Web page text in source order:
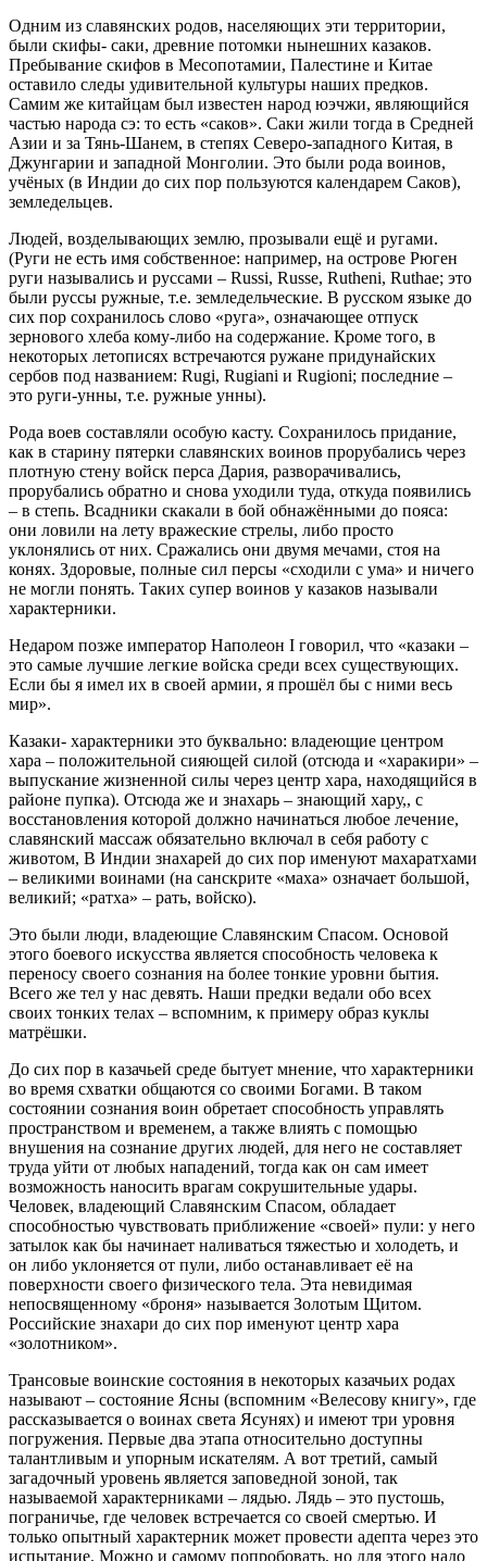
Одним из славянских родов, населяющих эти территории,
были скифы- саки, древние потомки нынешних казаков.
Пребывание скифов в Месопотамии, Палестине и Китае
оставило следы удивительной культуры наших предков.
Самим же китайцам был известен народ юэчжи, являющийся
частью народа сэ: то есть «саков». Саки жили тогда в Средней
Азии и за Тянь-Шанем, в степях Северо-западного Китая, в
Джунгарии и западной Монголии. Это были рода воинов,
учёных (в Индии до сих пор пользуются календарем Саков),
земледельцев.
Людей, возделывающих землю, прозывали ещё и ругами.
(Руги не есть имя собственное: например, на острове Рюген
руги назывались и руссами – Russi, Russe, Rutheni, Ruthae; это
были руссы ружные, т.е. земледельческие. В русском языке до
сих пор сохранилось слово «руга», означающее отпуск
зернового хлеба кому-либо на содержание. Кроме того, в
некоторых летописях встречаются ружане придунайских
сербов под названием: Rugi, Rugiani и Rugioni; последние –
это руги-унны, т.е. ружные унны).
Рода воев составляли особую касту. Сохранилось придание,
как в старину пятерки славянских воинов прорубались через
плотную стену войск перса Дария, разворачивались,
прорубались обратно и снова уходили туда, откуда появились
– в степь. Всадники скакали в бой обнажёнными до пояса:
они ловили на лету вражеские стрелы, либо просто
уклонялись от них. Сражались они двумя мечами, стоя на
конях. Здоровые, полные сил персы «сходили с ума» и ничего
не могли понять. Таких супер воинов у казаков называли
характерники.
Недаром позже император Наполеон I говорил, что «казаки –
это самые лучшие легкие войска среди всех существующих.
Если бы я имел их в своей армии, я прошёл бы с ними весь
мир».
Казаки- характерники это буквально: владеющие центром
хара – положительной сияющей силой (отсюда и «харакири» –
выпускание жизненной силы через центр хара, находящийся в
районе пупка). Отсюда же и знахарь – знающий хару,, с
восстановления которой должно начинаться любое лечение,
славянский массаж обязательно включал в себя работу с
животом, В Индии знахарей до сих пор именуют махаратхами
– великими воинами (на санскрите «маха» означает большой,
великий; «ратха» – рать, войско).
Это были люди, владеющие Славянским Спасом. Основой
этого боевого искусства является способность человека к
переносу своего сознания на более тонкие уровни бытия.
Всего же тел у нас девять. Наши предки ведали обо всех
своих тонких телах – вспомним, к примеру образ куклы
матрёшки.
До сих пор в казачьей среде бытует мнение, что характерники
во время схватки общаются со своими Богами. В таком
состоянии сознания воин обретает способность управлять
пространством и временем, а также влиять с помощью
внушения на сознание других людей, для него не составляет
труда уйти от любых нападений, тогда как он сам имеет
возможность наносить врагам сокрушительные удары.
Человек, владеющий Славянским Спасом, обладает
способностью чувствовать приближение «своей» пули: у него
затылок как бы начинает наливаться тяжестью и холодеть, и
он либо уклоняется от пули, либо останавливает её на
поверхности своего физического тела. Эта невидимая
непосвященному «броня» называется Золотым Щитом.
Российские знахари до сих пор именуют центр хара
«золотником».
Трансовые воинские состояния в некоторых казачьих родах
называют – состояние Ясны (вспомним «Велесову книгу», где
рассказывается о воинах света Ясунях) и имеют три уровня
погружения. Первые два этапа относительно доступны
талантливым и упорным искателям. А вот третий, самый
загадочный уровень является заповедной зоной, так
называемой характерниками – лядью. Лядь – это пустошь,
пограничье, где человек встречается со своей смертью. И
только опытный характерник может провести адепта через это
испытание. Можно и самому попробовать, но для этого надо